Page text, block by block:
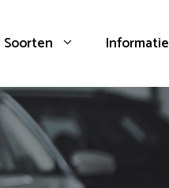
Soorten Informatie